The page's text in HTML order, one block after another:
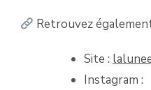
Retrouvez
Site :
Instagram :